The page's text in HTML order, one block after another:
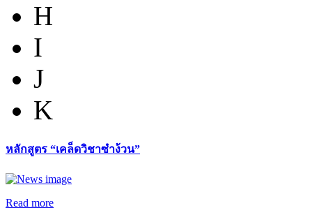
H
I
J
K
หลักสูตร “เคล็ดวิชาซำง้วน”
Read more